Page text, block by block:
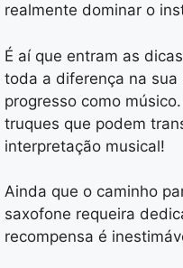
realmente dominar o
É aí que entram as
toda a diferença na
progresso como
truques que podem
interpretação musical!
Ainda que o caminho
saxofone requeira
recompensa é